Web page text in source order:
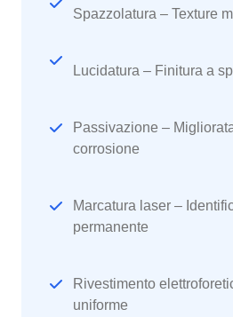
Spazzolatura – Texture
Lucidatura – Finitura a
Passivazione –
corrosione
Marcatura laser –
permanente
Rivestimento
uniforme